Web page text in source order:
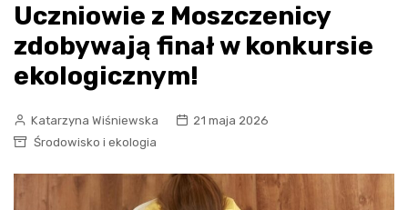
Uczniowie z Moszczenicy
zdobywają finał w konkursie
ekologicznym!
Katarzyna Wiśniewska
21 maja 2026
Środowisko i ekologia